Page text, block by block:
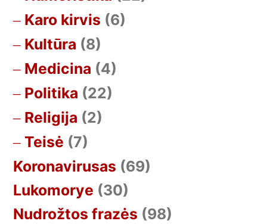
Karo kirvis (6)
Kultūra (8)
Medicina (4)
Politika (22)
Religija (2)
Teisė (7)
Koronavirusas (69)
Lukomorye (30)
Nudrožtos frazės (98)